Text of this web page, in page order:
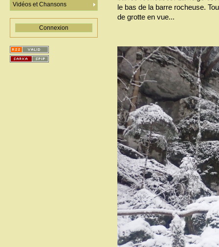
le bas de la barre rocheuse.
de grotte en vue...
Vidéos et Chansons
Connexion